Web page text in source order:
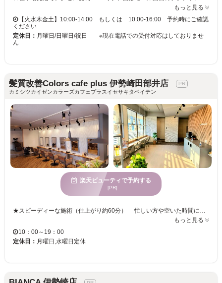
もっと見る
【火水木金土】10:00-14:00 もしくは 10:00-16:00 予約時にご確認
ください
定休日： 月曜日/日曜日/祝日 ※現在電話での受付対応はしておりませ
ん
髪質改善Colors cafe plus 伊勢崎田部井店
カミシツカイゼンカラーズカフェプラスイセサキタベイテン
楽天ビューティで予約する
[PR]
★スピーディーな施術（仕上がり約60分） 忙しい方や空いた時間にヘアカラーをしたい方にぴったり。 短時間でしっかり染められるので、気軽にメンテナンス可能です。 ★リーズナブルな価格設定 定期的なカラーケアをしやすく毎月通えるお手頃プライスで提供。 ★オーガニック成分配合カラー剤使用 頭皮や髪に優しい成分を含むカラー剤を使用し、 ダメージを軽減しながら理想の髪色を提供。繰り返し染めても安心です。 ★カラー＆トリートメントに特化 白髪染めやグレイカラーに加え、おしゃれなヘアカラーも提供。 プレックス配合カラーで、ダメージを90%カット。 傷みにくい髪へと導き、健康的な美髪を叶えます。髪質改善サポートも充実 ★セルフブロースペース完備 リファのドライヤーやアイロンを自由に使用できるスペースを用意。 自分好みにセットできるのが嬉しいポイントです。 ★豊富なヘアケア商品も試せる サロン専売品のホームケア商品が割引価格で購入可能。 施術後の髪を美しく保つためのアイテムが揃っています。
もっと見る
10：00～19：00
定休日： 月曜日,水曜日定休